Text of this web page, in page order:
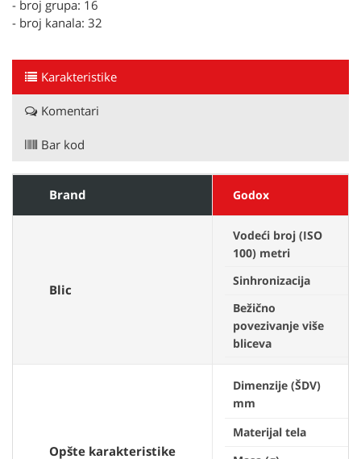
- broj grupa: 16
- broj kanala: 32
Karakteristike
Komentari
Bar kod
Brand Godox
Blic
Vodeći broj (ISO
100) metri
Sinhronizacija
Bežično
povezivanje više
bliceva
Opšte karakteristike
Dimenzije (ŠDV)
mm
Materijal tela